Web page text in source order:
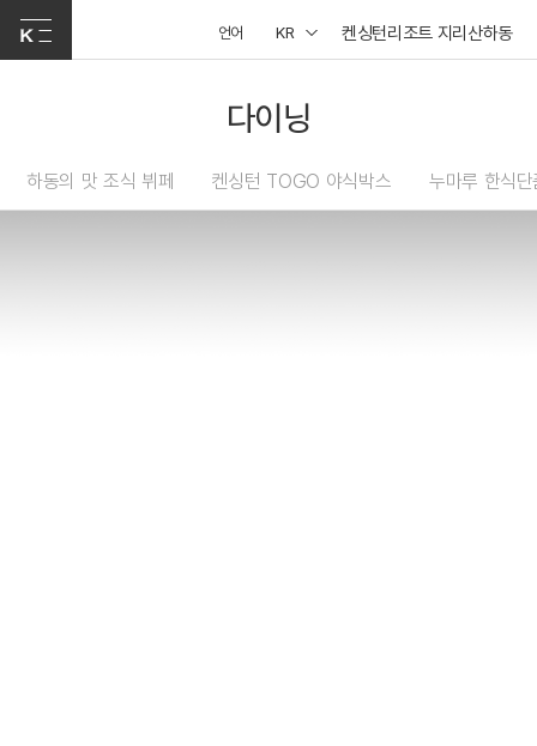
언어 KR 켄싱턴리조트 지리산하동
다이닝
하동의 맛 조식 뷔페 켄싱턴 TOGO 야식박스 누마루 한식단